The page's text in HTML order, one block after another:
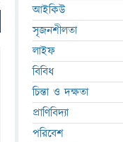
আইকিউ
সৃজনশীলতা
লাইফ
বিবিধ
চিন্তা ও দক্ষতা
প্রাণিবিদ্যা
পরিবেশ